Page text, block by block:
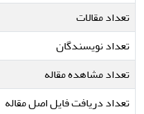
تعداد مقالات
تعداد نویسندگان
تعداد مشاهده مقاله
تعداد دریافت فایل اصل مقاله